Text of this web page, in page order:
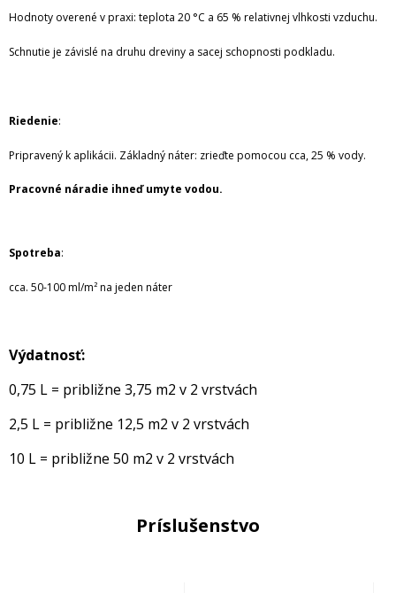
Hodnoty overené v praxi: teplota 20 °C a 65 % relativnej vlhkosti vzduchu.
Schnutie je závislé na druhu dreviny a sacej schopnosti podkladu.
Riedenie:
Pripravený k aplikácii. Základný náter: zrieďte pomocou cca, 25 % vody.
Pracovné náradie ihneď umyte vodou.
Spotreba:
cca. 50-100 ml/m² na jeden náter
Výdatnosť:
0,75 L = približne 3,75 m2 v 2 vrstvách
2,5 L = približne 12,5 m2 v 2 vrstvách
10 L = približne 50 m2 v 2 vrstvách
Príslušenstvo